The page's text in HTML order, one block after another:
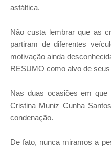
asfáltica.
Não custa lembrar que as
partiram de diferentes
motivação ainda
RESUMO como alvo de
Nas duas ocasiões em
Cristina Muniz Cunha
condenação.
De fato, nunca miramos a